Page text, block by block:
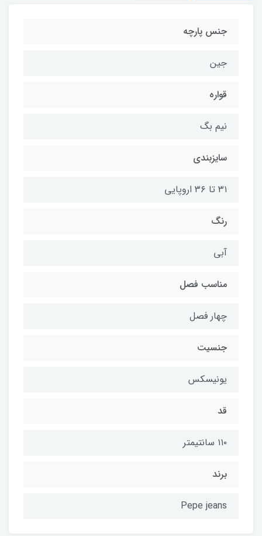
جنس پارچه
جین
قواره
نیم بگ
سایزبندی
۳۱ تا ۳۶ اروپایی
رنگ
آبی
مناسب فصل
چهار فصل
جنسیت
یونیسکس
قد
۱۱۰ سانتیمتر
برند
Pepe jeans